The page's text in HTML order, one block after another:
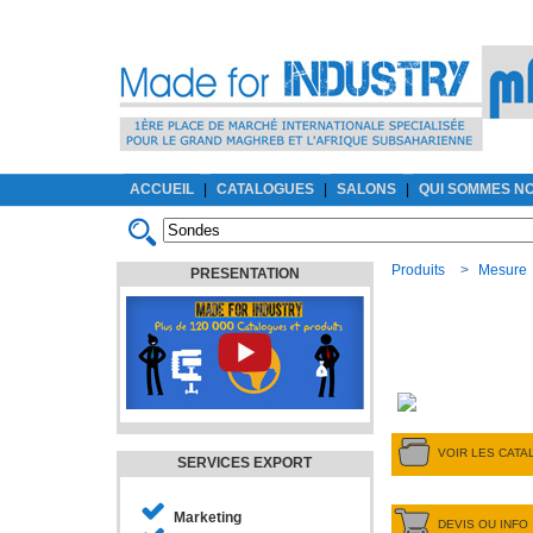
ACCUEIL CATALOGUES SALONS QUI SOMMES
PRESENTATION
SERVICES EXPORT
Marketing
Produits > Mesure
VOIR LES
DEVIS OU INFO